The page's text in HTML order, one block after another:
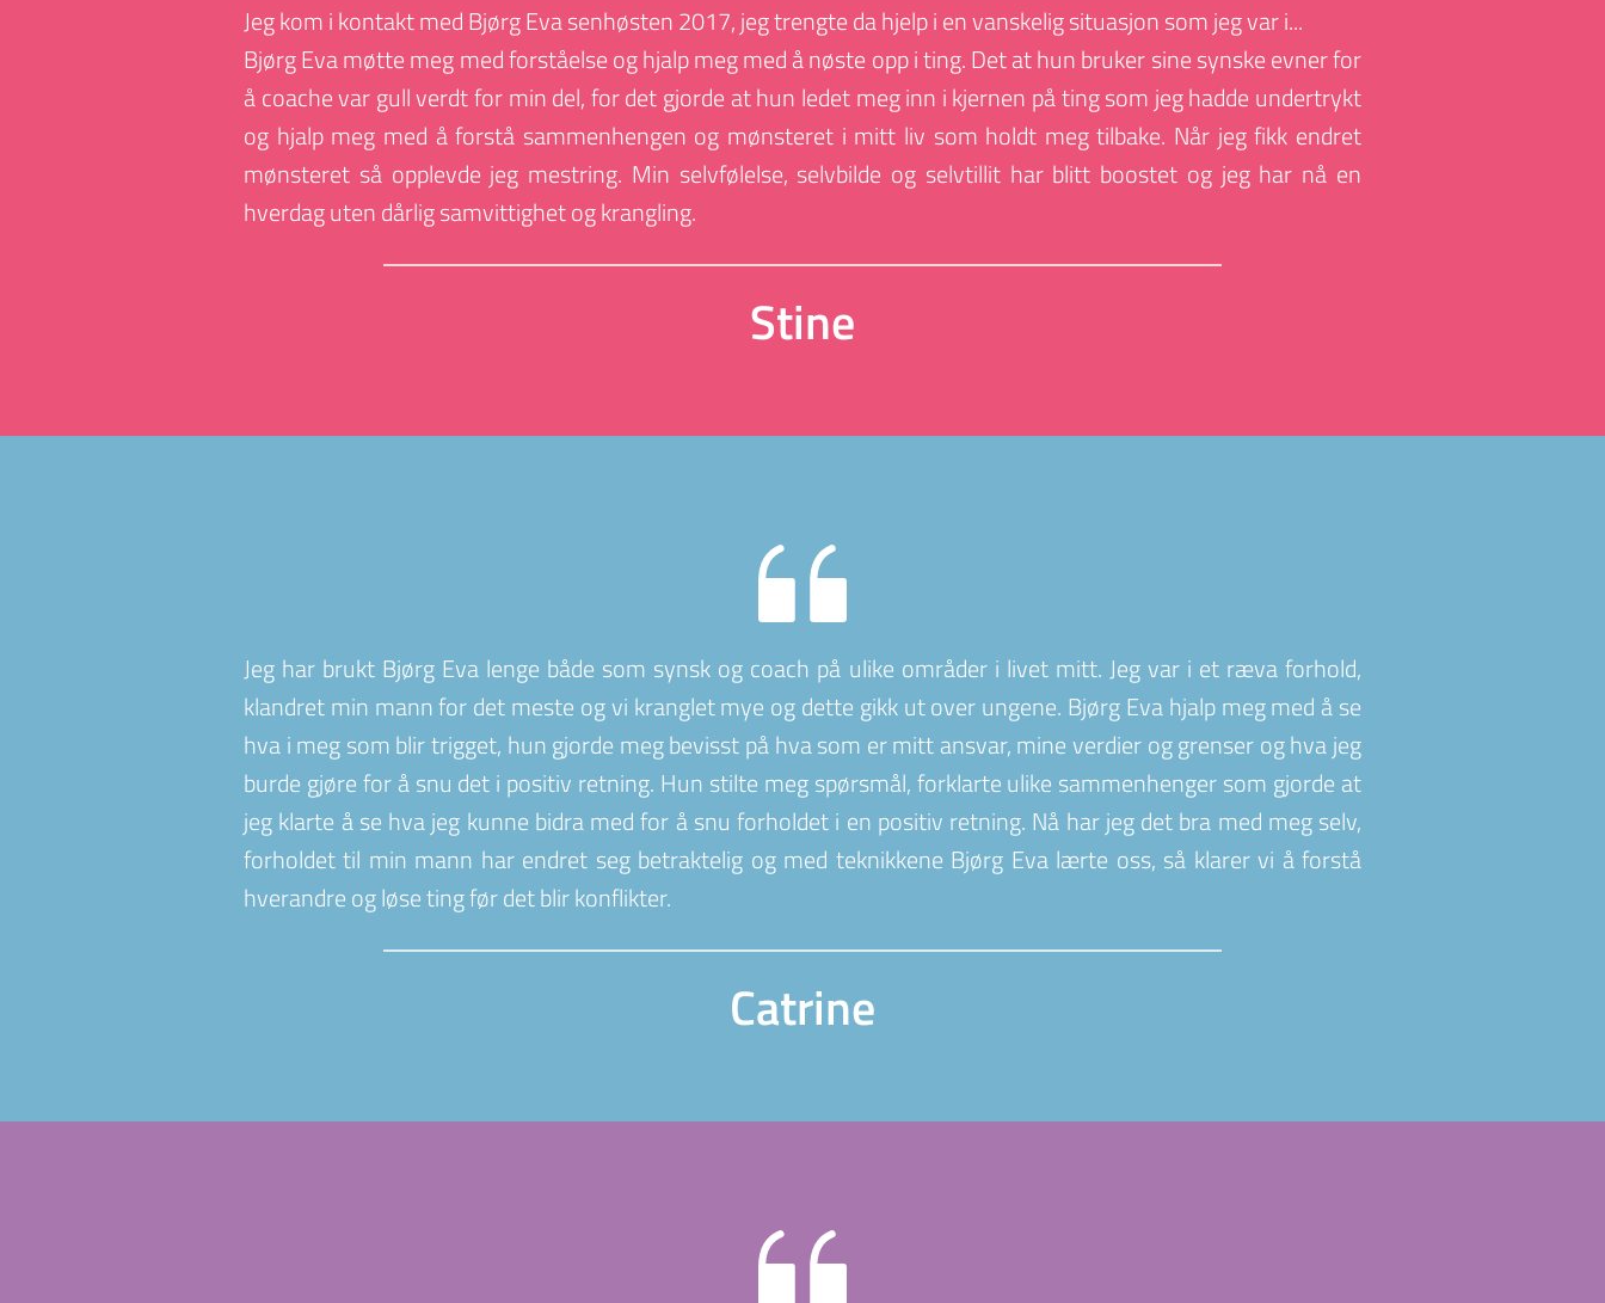
Jeg kom i kontakt med Bjørg Eva senhøsten 2017, jeg trengte da hjelp i en vanskelig situasjon som jeg var i...
Bjørg Eva møtte meg med forståelse og hjalp meg med å nøste opp i ting. Det at hun bruker sine synske evner for
å coache var gull verdt for min del, for det gjorde at hun ledet meg inn i kjernen på ting som jeg hadde undertrykt
og hjalp meg med å forstå sammenhengen og mønsteret i mitt liv som holdt meg tilbake. Når jeg fikk endret
mønsteret så opplevde jeg mestring. Min selvfølelse, selvbilde og selvtillit har blitt boostet og jeg har nå en
hverdag uten dårlig samvittighet og krangling.
Stine
Jeg har brukt Bjørg Eva lenge både som synsk og coach på ulike områder i livet mitt. Jeg var i et ræva forhold,
klandret min mann for det meste og vi kranglet mye og dette gikk ut over ungene. Bjørg Eva hjalp meg med å se
hva i meg som blir trigget, hun gjorde meg bevisst på hva som er mitt ansvar, mine verdier og grenser og hva jeg
burde gjøre for å snu det i positiv retning. Hun stilte meg spørsmål, forklarte ulike sammenhenger som gjorde at
jeg klarte å se hva jeg kunne bidra med for å snu forholdet i en positiv retning. Nå har jeg det bra med meg selv,
forholdet til min mann har endret seg betraktelig og med teknikkene Bjørg Eva lærte oss, så klarer vi å forstå
hverandre og løse ting før det blir konflikter.
Catrine